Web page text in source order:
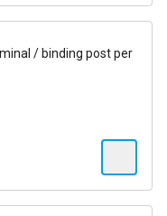
/ binding post per